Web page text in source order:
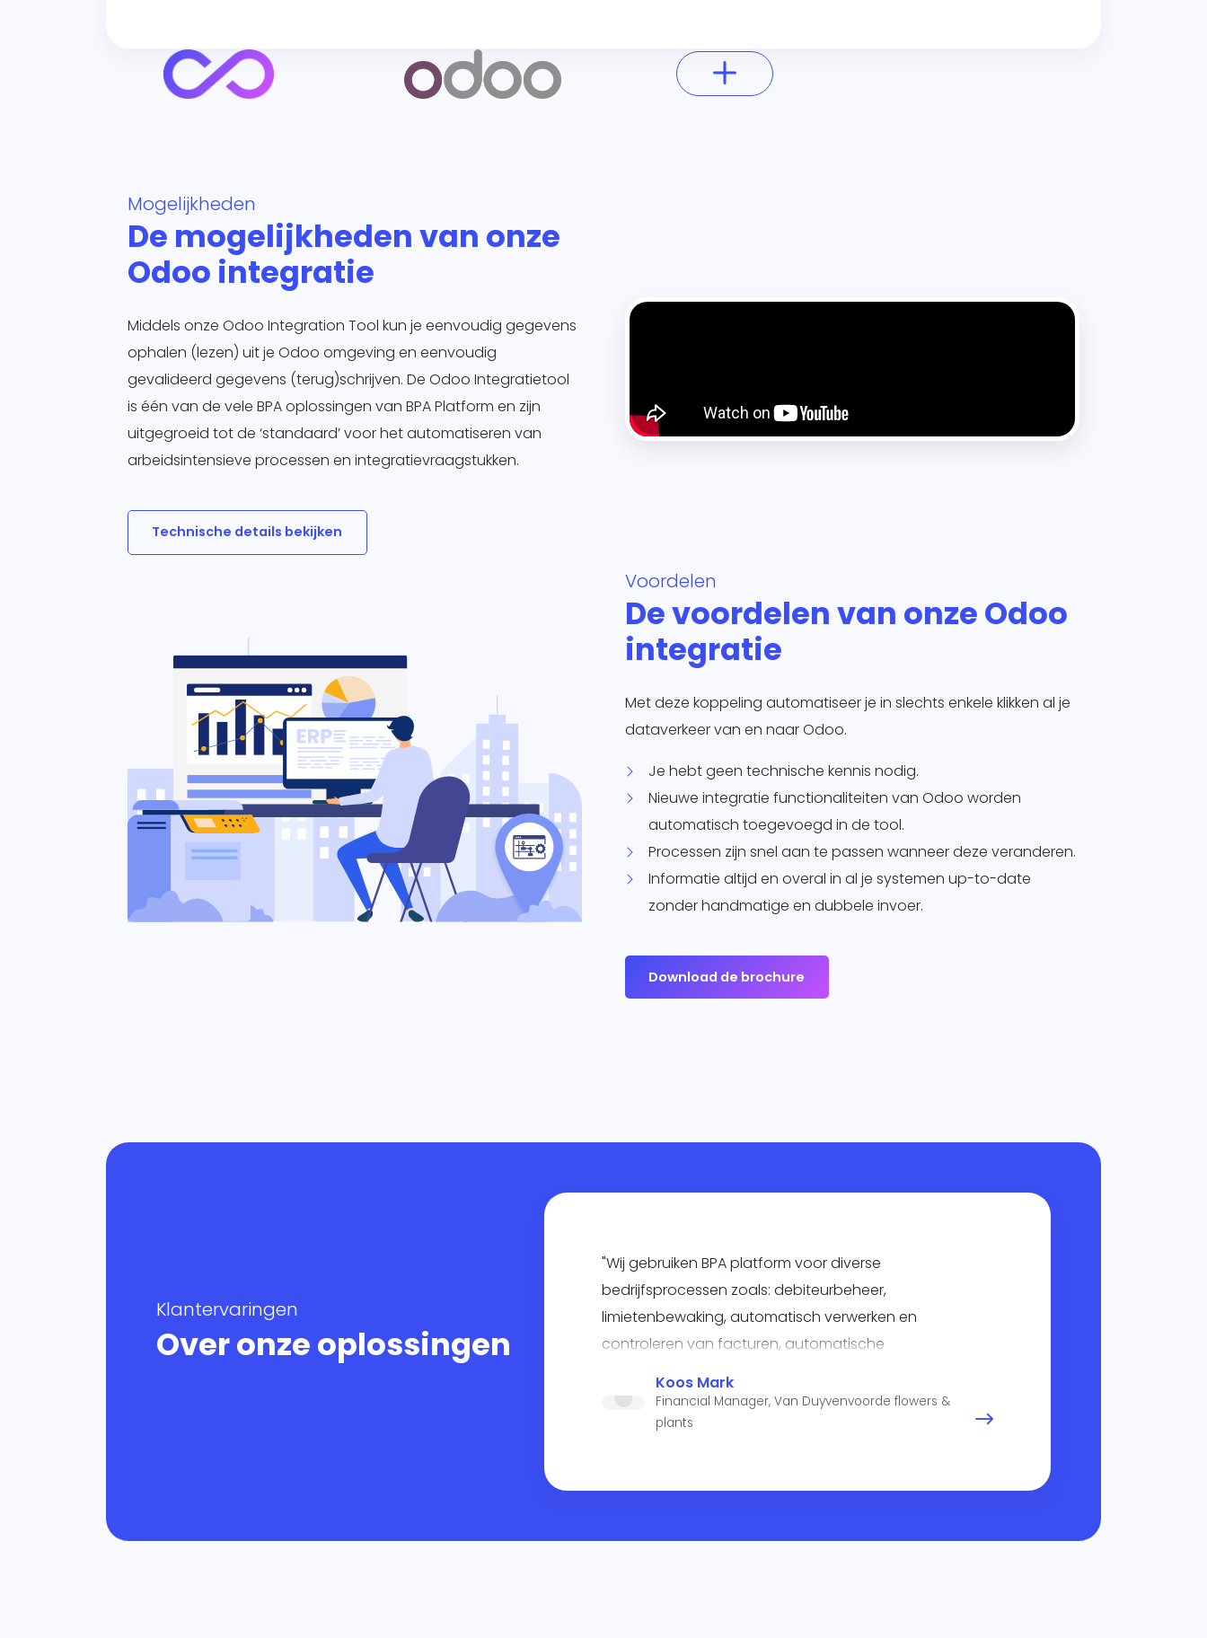
Mogelijkheden
De mogelijkheden van onze
Odoo integratie
Middels onze Odoo Integration Tool kun je eenvoudig gegevens
ophalen (lezen) uit je Odoo omgeving en eenvoudig
gevalideerd gegevens (terug)schrijven. De Odoo Integratietool
is één van de vele BPA oplossingen van BPA Platform en zijn
uitgegroeid tot de ‘standaard’ voor het automatiseren van
arbeidsintensieve processen en integratievraagstukken.
Technische details bekijken
Voordelen
De voordelen van onze Odoo
integratie
Met deze koppeling automatiseer je in slechts enkele klikken al je
dataverkeer van en naar Odoo.
Je hebt geen technische kennis nodig.
Nieuwe integratie functionaliteiten van Odoo worden
automatisch toegevoegd in de tool.
Processen zijn snel aan te passen wanneer deze veranderen.
Informatie altijd en overal in al je systemen up-to-date
zonder handmatige en dubbele invoer.
Download de brochure
Klantervaringen
Over onze oplossingen
"Wij gebruiken BPA platform voor diverse
bedrijfsprocessen zoals: debiteurbeheer,
limietenbewaking, automatisch verwerken en
controleren van facturen, automatische
automatisch opvragen en ophalen van gegevens en
ga zo maar door".
Koos Mark
Financial Manager, Van Duyvenvoorde flowers &
plants